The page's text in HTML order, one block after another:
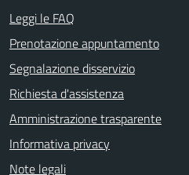
Leggi le FAQ
Prenotazione appuntamento
Segnalazione disservizio
Richiesta d'assistenza
Amministrazione trasparente
Informativa privacy
Note legali